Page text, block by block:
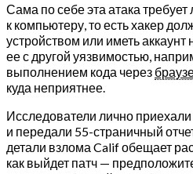
Сама по себе эта атака требует
к компьютеру, то есть хакер
устройством или иметь
ее с другой уязвимостью,
выполнением кода через
куда неприятнее.
Исследователи лично
и передали 55-страничный
детали взлома Calif обещает
как выйдет патч —